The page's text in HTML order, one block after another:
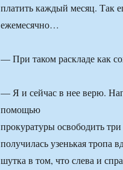
платить каждый месяц. Так
ежемесячно…
— При таком раскладе как
— Я и сейчас в нее верю.
помощью
прокуратуры освободить
получилась узенькая тропа
шутка в том, что слева и